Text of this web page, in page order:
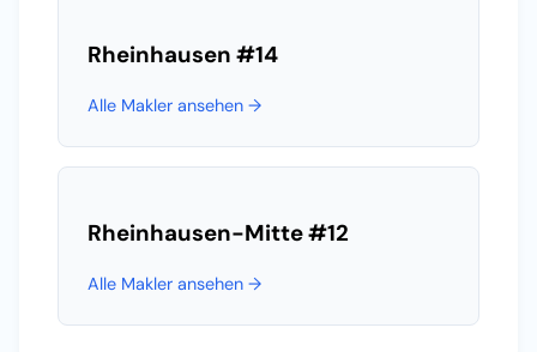
Rheinhausen #14
Alle Makler ansehen →
Rheinhausen-Mitte#12
Alle Makler ansehen →